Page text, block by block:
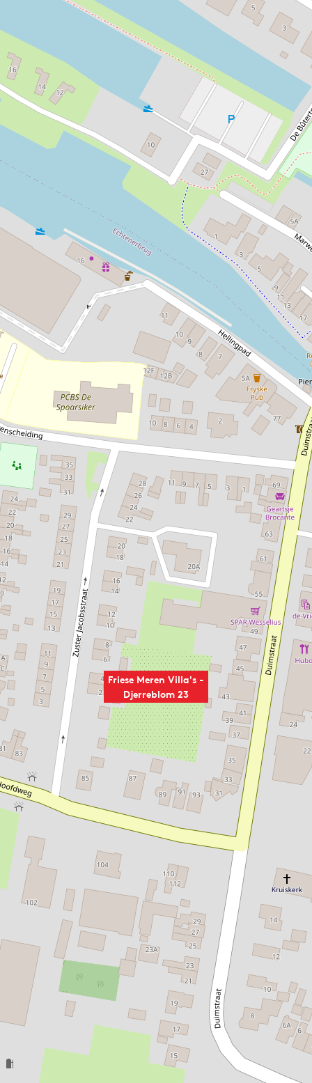
Friese Meren Villa's -
Djerreblom 23